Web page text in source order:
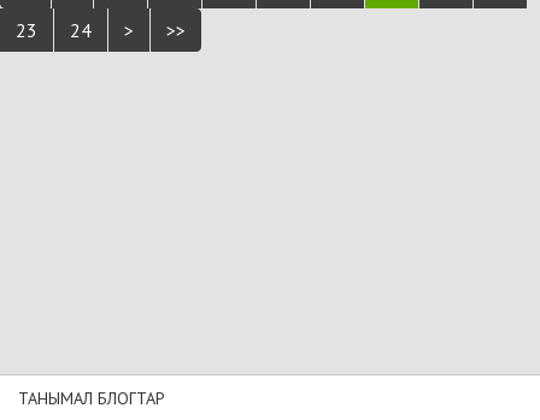
23
24 > >>
ТАНЫМАЛ БЛОГТАР